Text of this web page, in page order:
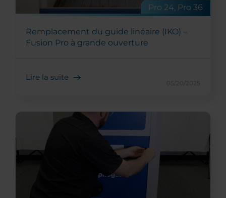
Pro 24, Pro 36
Remplacement du guide linéaire (IKO) –
Fusion Pro à grande ouverture
Lire la suite
05/20/2025